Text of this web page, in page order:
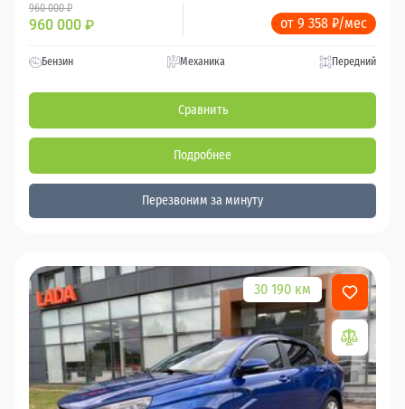
960 000 ₽
960 000 ₽ от 9 358 ₽/мес
Бензин Механика Передний
Сравнить
Подробнее
Перезвоним за минуту
30 190 км